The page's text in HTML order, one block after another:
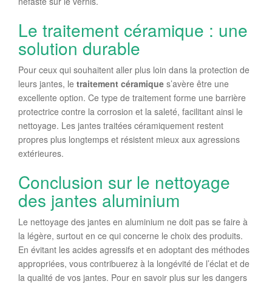
Le traitement céramique : une
solution durable
Pour ceux qui souhaitent aller plus loin dans la protection de
leurs jantes, le traitement céramique s’avère être une
excellente option. Ce type de traitement forme une barrière
protectrice contre la corrosion et la saleté, facilitant ainsi le
nettoyage. Les jantes traitées céramiquement restent
propres plus longtemps et résistent mieux aux agressions
extérieures.
Conclusion sur le nettoyage
des jantes aluminium
Le nettoyage des jantes en aluminium ne doit pas se faire à
la légère, surtout en ce qui concerne le choix des produits.
En évitant les acides agressifs et en adoptant des méthodes
appropriées, vous contribuerez à la longévité de l’éclat et de
la qualité de vos jantes. Pour en savoir plus sur les dangers